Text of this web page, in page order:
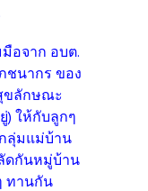
อจาก อบต.
ชนากร ของ
ขลักษณะ
) ให้กับลูกๆ
กลุ่มแม่บ้าน
ดกันหมู่บ้าน
ทานกัน